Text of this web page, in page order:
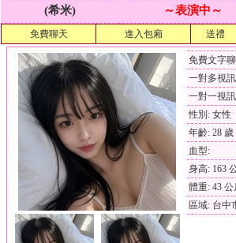
(希米) ～表演中～
免費聊天 進入包廂 送禮
免費文字
一對多視
一對一視
性別: 女性
年齡: 28 歲
血型:
身高: 163
體重: 43 公
區域: 台中